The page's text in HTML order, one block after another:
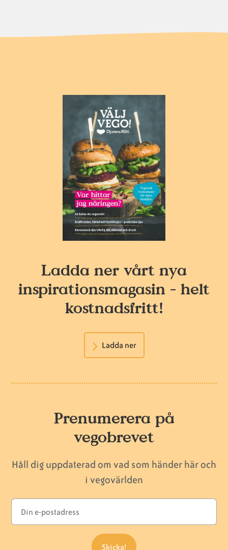
Ladda ner vårt nya
inspirationsmagasin - helt
kostnadsfritt!
Ladda ner
Prenumerera på
vegobrevet
Håll dig uppdaterad om vad som händer här och
i vegovärlden